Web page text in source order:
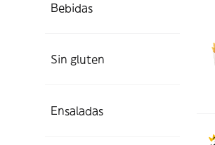
Bebidas
Sin gluten
Ensaladas